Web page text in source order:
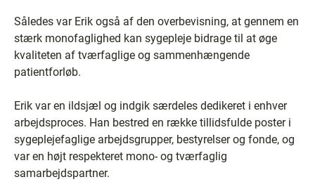
Således var Erik også af den overbevisning, at gennem en
stærk monofaglighed kan sygepleje bidrage til at øge
kvaliteten af tværfaglige og sammenhængende
patientforløb.
Erik var en ildsjæl og indgik særdeles dedikeret i enhver
arbejdsproces. Han bestred en række tillidsfulde poster i
sygeplejefaglige arbejdsgrupper, bestyrelser og fonde, og
var en højt respekteret mono- og tværfaglig
samarbejdspartner.